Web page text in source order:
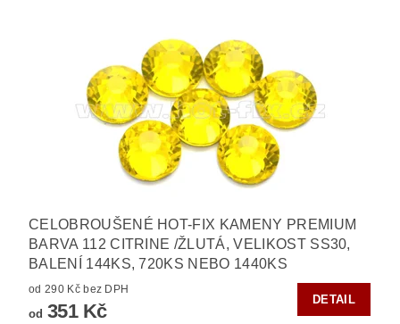
CELOBROUŠENÉ HOT-FIX KAMENY PREMIUM
BARVA 112 CITRINE /ŽLUTÁ, VELIKOST SS30,
BALENÍ 144KS, 720KS NEBO 1440KS
od 290 Kč bez DPH
od 351 Kč
DETAIL